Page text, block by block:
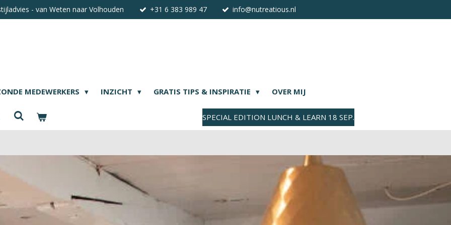
- van Weten naar Volhouden +31 6 383 989 47 info@nutreatious.nl
MEDEWERKERS INZICHT GRATIS TIPS & INSPIRATIE OVER MIJ
SPECIAL EDITION LUNCH & LEARN 18 SEP.